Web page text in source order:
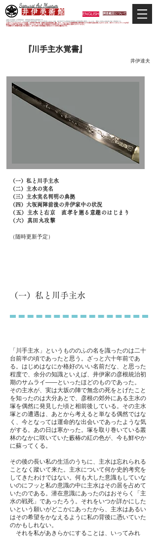
Samurai Art Museum
井 伊 美 術 館 ENGLISH 調査鑑定について
当館は日本唯一の甲冑武具・史料考証専門の美術館です。
平成29年度大河ドラマ「おんな城主 井伊直虎」の主人公直虎とされた人物、徳川四天王の筆頭井伊直政の直系後裔が運営しています。歴史と武具の本格派が集う美術館です。
＊当サイトにおけるすべての写真・文章等の著作権・版権は井伊美術館に属します。コピーなどの無断複製は著作権法上での例外を除き禁じられています。本サイトのコンテンツを代行
業者などの第三者に依頼して複製することは、たとえ個人や家庭内での利用であっても著作権法上認められていません。
※当館展示の刀剣類等は銃刀法に遵法し、​全て正真の刀剣登録証が添付されている事を確認済みです。
『川手主水覚書』
井伊達夫
（一）私と川手主水
（二）主水の実名
（三）主水実名判明の典拠
（四）大坂両陣前後の井伊家中の状況
（五）主水と右京 直孝を廻る意趣のはじまり
（六）真田丸攻撃
​（随時更新予定）
（一）私と川手主水
「川手主水」というもののふの名を識ったのは二十
台前半の頃であったと思う。ざっと六十年前であ
る。はじめはなにか格好のいい名前だな、と思った
程度で、余分の知識といえば、井伊家の彦根統治初
期のサムライ——といったほどのものであった。
その主水が、実は大坂の陣で無念の死をとげたこと
を知ったのは大分あとで、彦根の郊外にある主水の
塚を偶然に発見した頃と相前後している。その主水
塚との遭遇は、あとから考えると単なる偶然ではな
く、今となっては運命的な出会いであったような気
がする。あの日は寒かった。塚を取り巻いている叢
林のなかに咲いていた藪椿の紅の色が、今も鮮やか
に蘇ってくる。
その後の長い私の生活のうちに、主水は忘れられる
ことなく蹤いて来た。主水について何か史的考究を
してきたわけではない。何も大した意識もしていな
いのにフッと私の意識の中に主水はその居を占めて
いたのである。潜在意識にあったのはおそらく「主
水の戦死」であったろう。それをいつか詳かにした
いという願いがどこかにあったから、主水はあるい
はその希望をかなえるように私の背後に憑いていた
のかもしれない。
それを私があきらかにすることは、いってみれ